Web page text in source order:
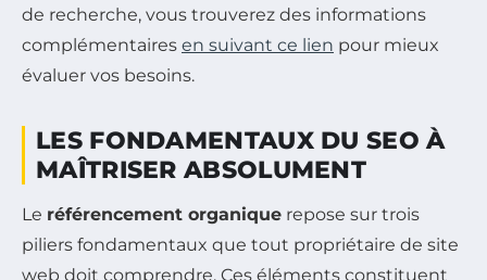
de recherche, vous trouverez des informations
complémentaires en suivant ce lien pour mieux
évaluer vos besoins.
LES FONDAMENTAUX DU SEO À
MAÎTRISER ABSOLUMENT
Le référencement organique repose sur trois
piliers fondamentaux que tout propriétaire de site
web doit comprendre. Ces éléments constituent